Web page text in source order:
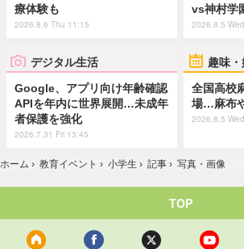
療体験も
2026.8.6 Thu 11:15
vs神村学
2026.8.5
デジタル生活
Google、アプリ向け年齢確認
APIを年内に世界展開…未成年
者保護を強化
2026.7.31 Fri 13:45
趣味・
全国高校
場…麻布
2026.8.5
ホーム › 教育イベント › 小学生 › 記事 › 写真・画像
TOP